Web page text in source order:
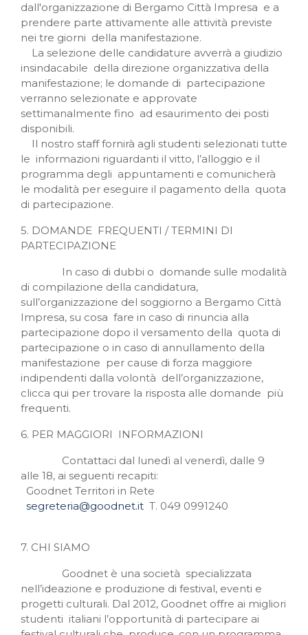
dall'organizzazione di Bergamo Città Impresa e a
prendere parte attivamente alle attività previste
nei tre giorni della manifestazione.
La selezione delle candidature avverrà a giudizio
insindacabile della direzione organizzativa della
manifestazione; le domande di partecipazione
verranno selezionate e approvate
settimanalmente fino ad esaurimento dei posti
disponibili.
Il nostro staff fornirà agli studenti selezionati tutte
le informazioni riguardanti il vitto, l’alloggio e il
programma degli appuntamenti e comunicherà
le modalità per eseguire il pagamento della quota
di partecipazione.
5. DOMANDE FREQUENTI / TERMINI DI
PARTECIPAZIONE
In caso di dubbi o domande sulle modalità
di compilazione della candidatura,
sull’organizzazione del soggiorno a Bergamo Città
Impresa, su cosa fare in caso di rinuncia alla
partecipazione dopo il versamento della quota di
partecipazione o in caso di annullamento della
manifestazione per cause di forza maggiore
indipendenti dalla volontà dell’organizzazione,
clicca qui per trovare la risposta alle domande più
frequenti.
6. PER MAGGIORI INFORMAZIONI
Contattaci dal lunedì al venerdì, dalle 9
alle 18, ai seguenti recapiti:
Goodnet Territori in Rete
segreteria@goodnet.it T. 049 0991240
7. CHI SIAMO
Goodnet è una società specializzata
nell’ideazione e produzione di festival, eventi e
progetti culturali. Dal 2012, Goodnet offre ai migliori
studenti italiani l’opportunità di partecipare ai